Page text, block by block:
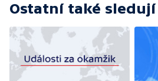
Ostatní také sledují